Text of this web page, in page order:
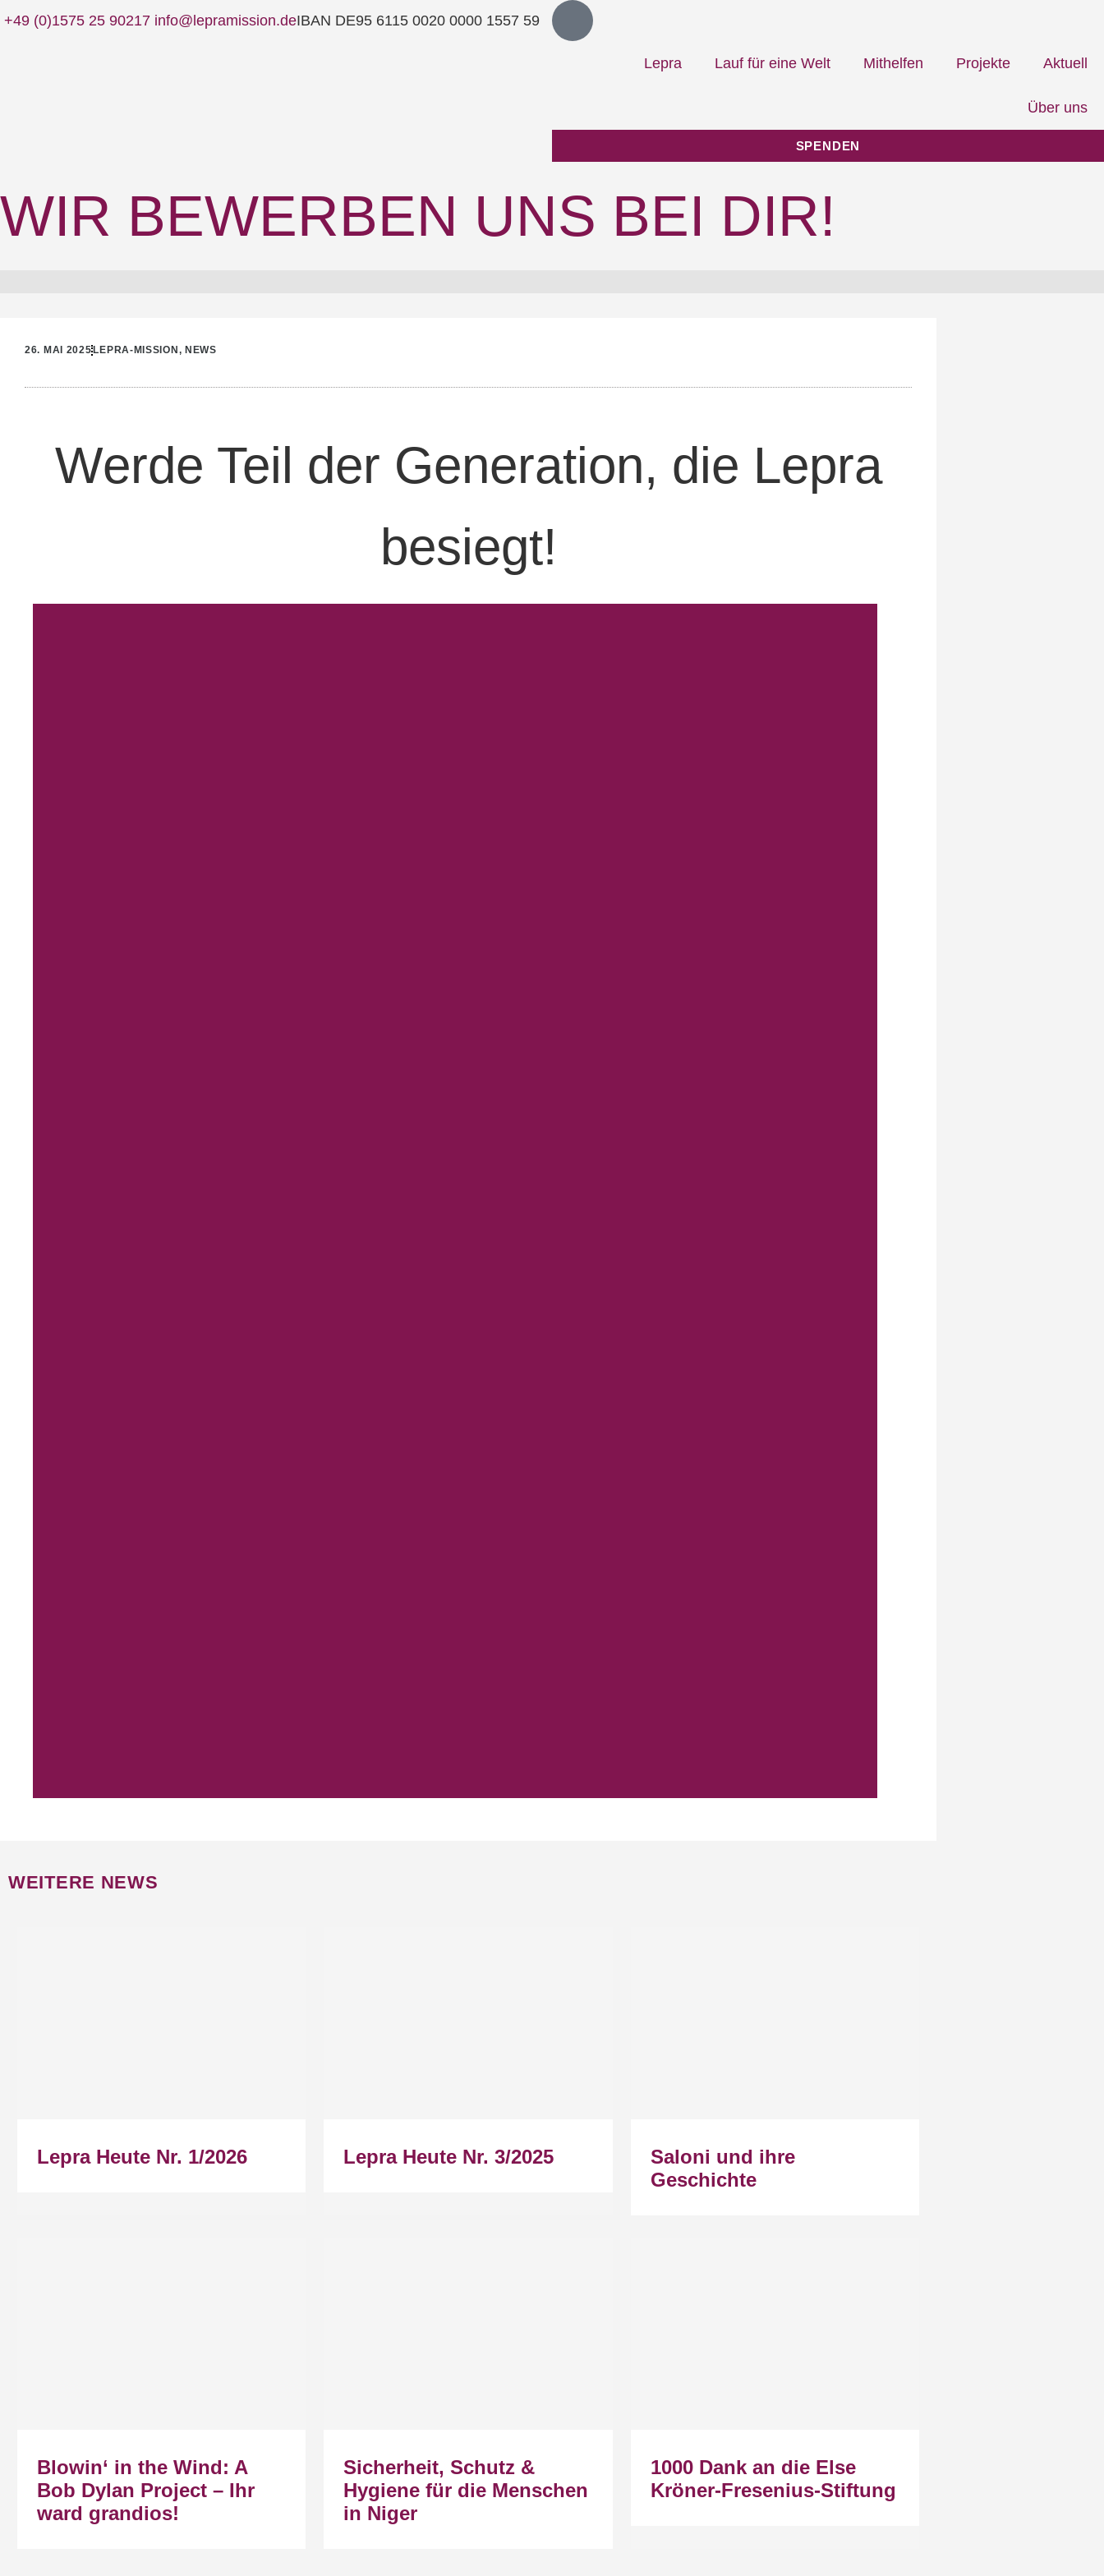
+49 (0)1575 25 90217 info@lepramission.deIBAN DE95 6115 0020 0000 1557 59
Lepra Lauf für eine Welt Mithelfen Projekte Aktuell
Über uns
SPENDEN
WIR BEWERBEN UNS BEI DIR!
26. MAI 2025 LEPRA-MISSION , NEWS
Werde Teil der Generation, die Lepra
besiegt!
WEITERE NEWS
Lepra Heute Nr. 1/2026 Lepra Heute Nr. 3/2025
Saloni und ihre
Geschichte
Blowin‘ in the Wind: A
Bob Dylan Project – Ihr
ward grandios!
Sicherheit, Schutz &
Hygiene für die Menschen
in Niger
1000 Dank an die Else
Kröner-Fresenius-Stiftung